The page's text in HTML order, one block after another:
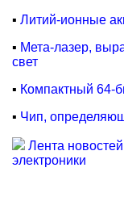
▪ Литий-ионные
▪ Мета-лазер,
свет
▪ Компактный 64-
▪ Чип,
Лента
электроники